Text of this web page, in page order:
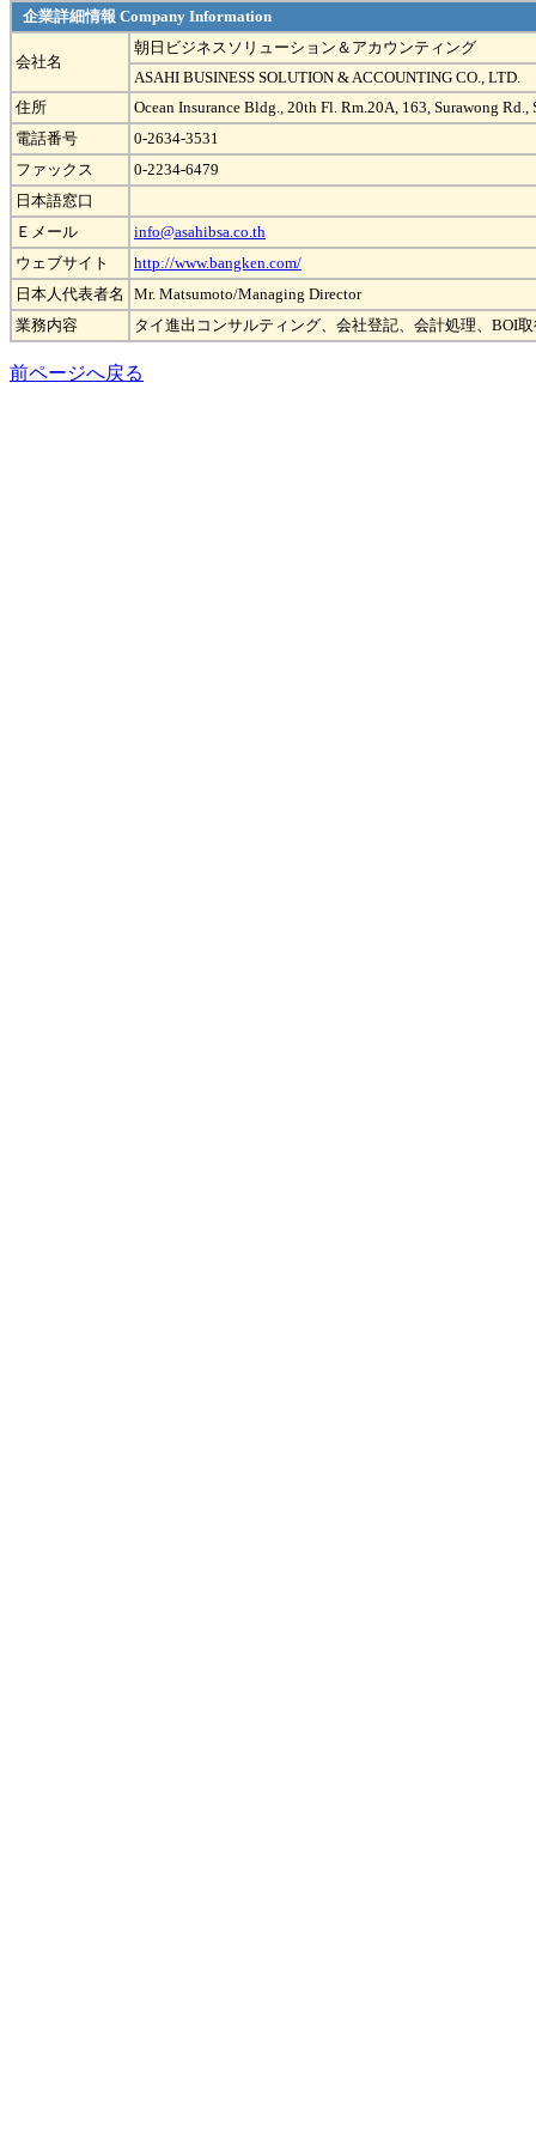
企業詳細情報 Company Information
会社名
朝日ビジネスソリューション＆アカウンティング
ASAHI BUSINESS SOLUTION & ACCOUNTING CO., LTD.
住所
Ocean Insurance Bldg., 20th Fl. Rm.20A, 163, Surawong
電話番号
0-2634-3531
ファックス
0-2234-6479
日本語窓口
Ｅメール
info@asahibsa.co.th
ウェブサイト
http://www.bangken.com/
日本人代表者名
Mr. Matsumoto/Managing Director
業務内容
タイ進出コンサルティング、会社登記、会計処理、BOI
前ページへ戻る